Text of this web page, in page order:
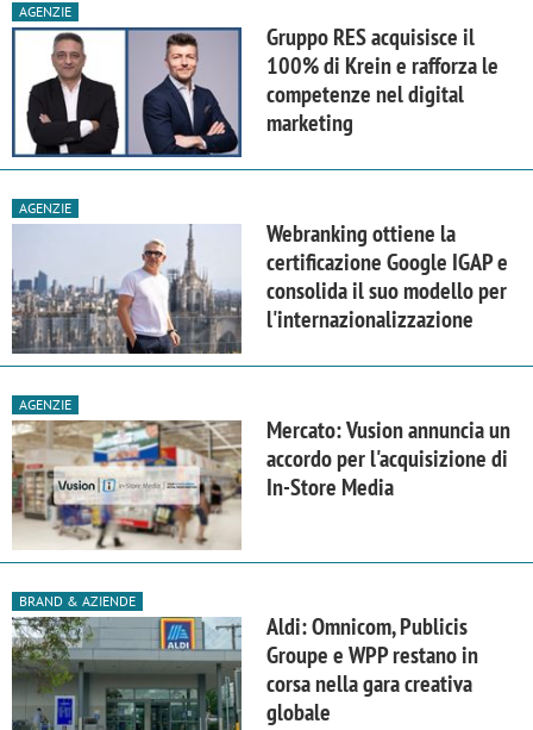
AGENZIE
Gruppo RES acquisisce il
100% di Krein e rafforza le
competenze nel digital
marketing
AGENZIE
Webranking ottiene la
certificazione Google IGAP e
consolida il suo modello per
l'internazionalizzazione
AGENZIE
Mercato: Vusion annuncia un
accordo per l'acquisizione di
In-Store Media
BRAND & AZIENDE
Aldi: Omnicom, Publicis
Groupe e WPP restano in
corsa nella gara creativa
globale